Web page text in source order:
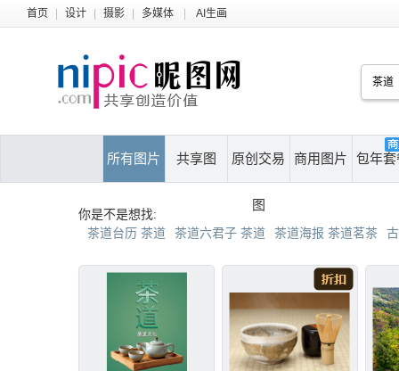
首页 设计 摄影 多媒体 AI生画
所有图片 共享图 原创交易
图
商用图片 包年套
你是不是想找:
茶道台历 茶道 茶道六君子 茶道 茶道海报 茶道茗茶